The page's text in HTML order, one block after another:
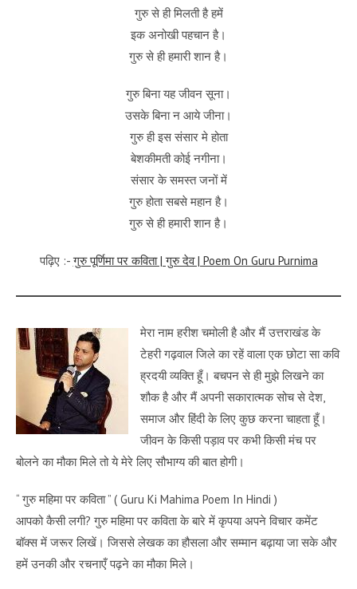
गुरु से ही मिलती है हमें
इक अनोखी पहचान है।
गुरु से ही हमारी शान है।
गुरु बिना यह जीवन सूना।
उसके बिना न आये जीना।
गुरु ही इस संसार मे होता
बेशकीमती कोई नगीना।
संसार के समस्त जनों में
गुरु होता सबसे महान है।
गुरु से ही हमारी शान है।
पढ़िए :-गुरु पूर्णिमा पर कविता | गुरु देव | Poem On Guru Purnima
मेरा नाम हरीश चमोली है और मैं उत्तराखंड के
टेहरी गढ़वाल जिले का रहें वाला एक छोटा सा कवि
ह्रदयी व्यक्ति हूँ। बचपन से ही मुझे लिखने का
शौक है और मैं अपनी सकारात्मक सोच से देश,
समाज और हिंदी के लिए कुछ करना चाहता हूँ।
जीवन के किसी पड़ाव पर कभी किसी मंच पर
बोलने का मौका मिले तो ये मेरे लिए सौभाग्य की बात होगी।
“गुरु महिमा पर कविता” ( Guru Ki Mahima Poem In Hindi )
आपको कैसी लगी? गुरु महिमा पर कविता के बारे में कृपया अपने विचार कमेंट
बॉक्स में जरूर लिखें। जिससे लेखक का हौसला और सम्मान बढ़ाया जा सके और
हमें उनकी और रचनाएँ पढ़ने का मौका मिले।